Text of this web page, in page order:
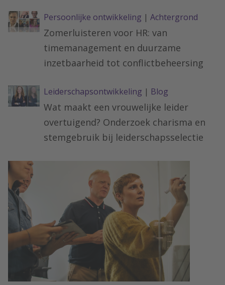
Persoonlijke ontwikkeling | Achtergrond
Zomerluisteren voor HR: van
timemanagement en duurzame
inzetbaarheid tot conflictbeheersing
Leiderschapsontwikkeling | Blog
Wat maakt een vrouwelijke leider
overtuigend? Onderzoek charisma en
stemgebruik bij leiderschapsselectie